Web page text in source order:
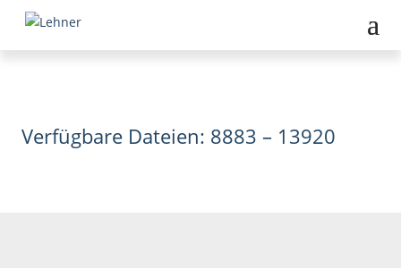
Verfügbare Dateien: 8883 – 13920